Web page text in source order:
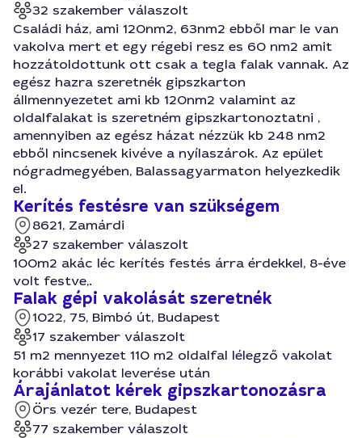
32 szakember válaszolt
Családi ház, ami 120nm2, 63nm2 ebből mar le van
vakolva mert et egy régebi resz es 60 nm2 amit
hozzátoldottunk ott csak a tegla falak vannak. Az
egész hazra szeretnék gipszkarton
állmennyezetet ami kb 120nm2 valamint az
oldalfalakat is szeretném gipszkartonoztatni ,
amennyiben az egész házat nézzük kb 248 nm2
ebből nincsenek kivéve a nyílaszárok. Az epület
nógradmegyében, Balassagyarmaton helyezkedik
el.
Kerítés festésre van szükségem
8621, Zamárdi
27 szakember válaszolt
100m2 akác léc kerítés festés árra érdekkel, 8-éve
volt festve,.
Falak gépi vakolását szeretnék
1022, 75, Bimbó út, Budapest
17 szakember válaszolt
51 m2 mennyezet 110 m2 oldalfal lélegző vakolat
korábbi vakolat leverése után
Árajánlatot kérek gipszkartonozásra
Örs vezér tere, Budapest
77 szakember válaszolt